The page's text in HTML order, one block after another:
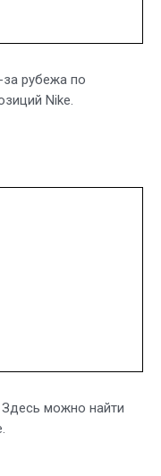
рубежа по
Nike.
можно найти